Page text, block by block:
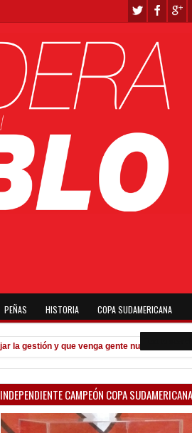
PEÑAS HISTORIA COPA SUDAMERICANA
y que venga gente nueva"
INDEPENDIENTE CAMPEÓN COPA